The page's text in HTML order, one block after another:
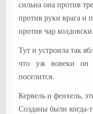
сильна она против
против руки врага и
против чар
Тут и устроила так
что уж вовеки он
поселится.
Кервель и фенхель,
Созданы были